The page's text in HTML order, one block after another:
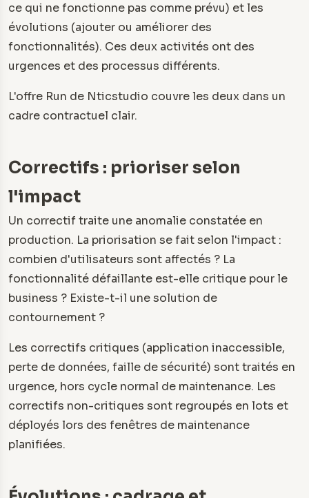
ce qui ne fonctionne pas comme prévu) et les
évolutions (ajouter ou améliorer des
fonctionnalités). Ces deux activités ont des
urgences et des processus différents.
L'offre Run de Nticstudio couvre les deux dans un
cadre contractuel clair.
Correctifs : prioriser selon
l'impact
Un correctif traite une anomalie constatée en
production. La priorisation se fait selon l'impact :
combien d'utilisateurs sont affectés ? La
fonctionnalité défaillante est-elle critique pour le
business ? Existe-t-il une solution de
contournement ?
Les correctifs critiques (application inaccessible,
perte de données, faille de sécurité) sont traités en
urgence, hors cycle normal de maintenance. Les
correctifs non-critiques sont regroupés en lots et
déployés lors des fenêtres de maintenance
planifiées.